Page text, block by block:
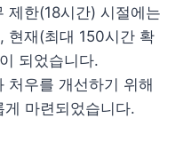
제한(18시간) 시절에는
현재(최대 150시간 확
되었습니다.
처우를 개선하기 위해
게 마련되었습니다.